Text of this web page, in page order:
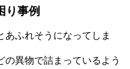
り事例
あふれそうになってしま
異物で詰まっているよう